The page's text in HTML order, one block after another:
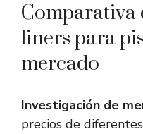
Comparativa
liners para
mercado
Investigación de
precios de